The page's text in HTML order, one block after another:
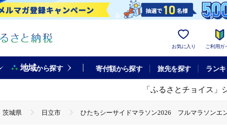
お気に入り ご利用ガ
地域から探す 寄付額から探す 旅先を探す ラン
「ふるさとチョイス」
茨城県 日立市 ひたちシーサイドマラソン2026 フルマラソンエ